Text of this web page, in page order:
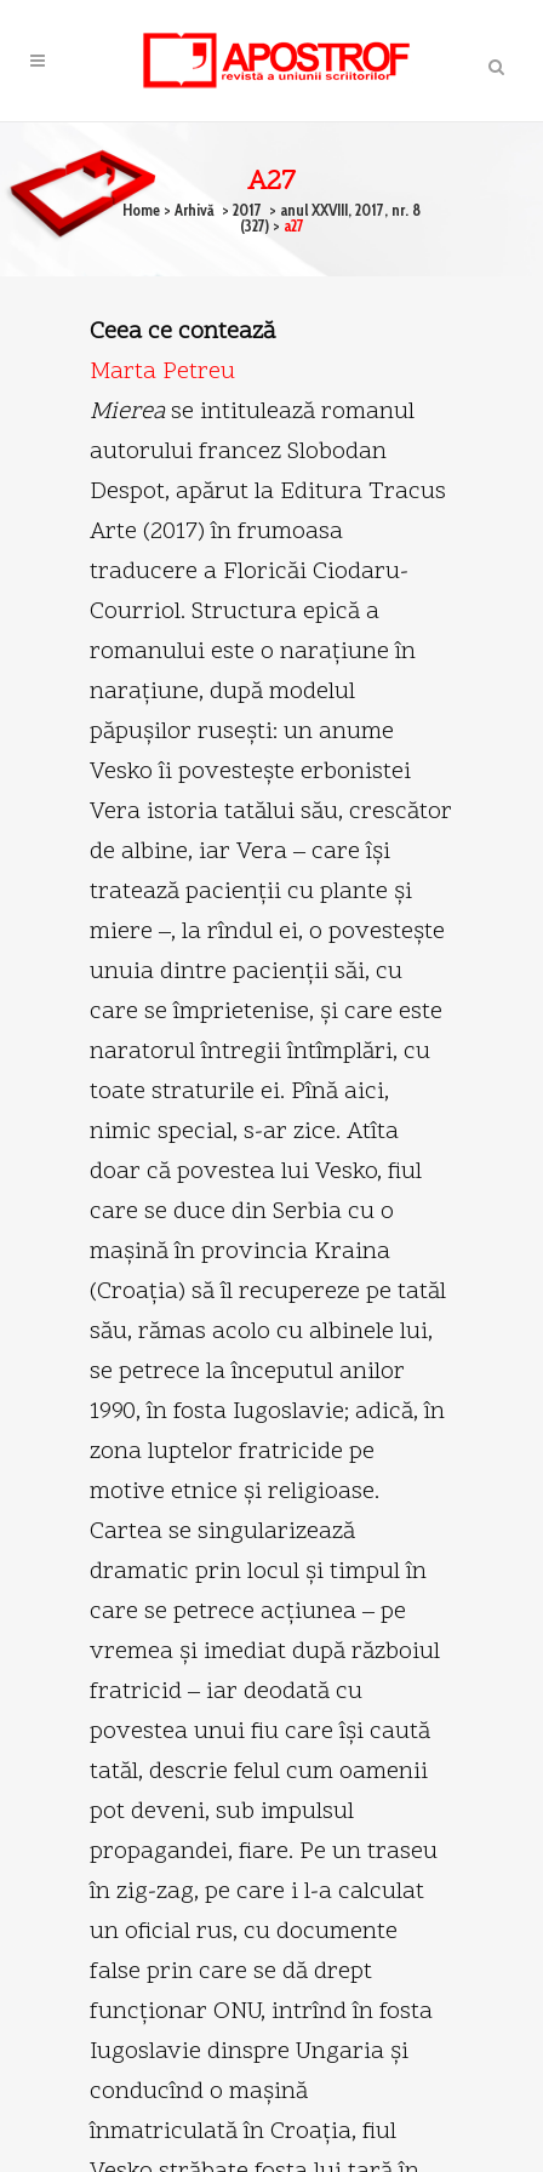
A27
Home > Arhivă > 2017 > anul XXVIII, 2017, nr. 8
(327)> a27
Ceea ce contează
Marta Petreu
Mierease intitulează romanul
autorului francez Slobodan
Despot, apărut la Editura Tracus
Arte (2017) în frumoasa
traducere a Floricăi Ciodaru-
Courriol. Structura epică a
romanului este o naraţiune în
naraţiune, după modelul
păpuşilor ruseşti: un anume
Vesko îi povesteşte erbonistei
Vera istoria tatălui său, crescător
de albine, iar Vera – care îşi
tratează pacienţii cu plante şi
miere –, la rîndul ei, o povesteşte
unuia dintre pacienţii săi, cu
care se împrietenise, şi care este
naratorul întregii întîmplări, cu
toate straturile ei. Pînă aici,
nimic special, s-ar zice. Atîta
doar că povestea lui Vesko, fiul
care se duce din Serbia cu o
maşină în provincia Kraina
(Croaţia) să îl recupereze pe tatăl
său, rămas acolo cu albinele lui,
se petrece la începutul anilor
1990, în fosta Iugoslavie; adică, în
zona luptelor fratricide pe
motive etnice şi religioase.
Cartea se singularizează
dramatic prin locul şi timpul în
care se petrece acţiunea – pe
vremea şi imediat după războiul
fratricid – iar deodată cu
povestea unui fiu care îşi caută
tatăl, descrie felul cum oamenii
pot deveni, sub impulsul
propagandei, fiare. Pe un traseu
în zig-zag, pe care i l-a calculat
un oficial rus, cu documente
false prin care se dă drept
funcţionar ONU, intrînd în fosta
Iugoslavie dinspre Ungaria şi
conducînd o maşină
înmatriculată în Croaţia, fiul